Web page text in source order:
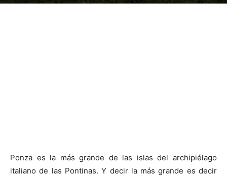
Ponza es la más grande de las islas del archipiélago
italiano de las Pontinas. Y decir la más grande es decir